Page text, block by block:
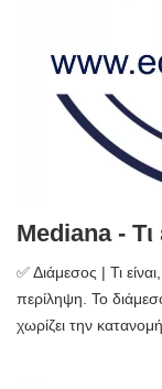
Mediana - Τι
✅ Διάμεσος | Τι
περίληψη. Το
χωρίζει την